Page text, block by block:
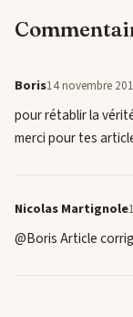
Boris14 novembre
pour rétablir la
merci pour tes
Nicolas Martignole
@Boris Article